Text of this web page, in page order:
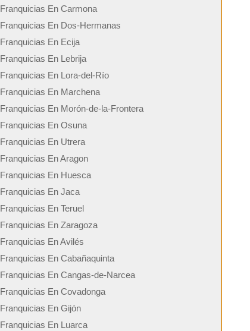
Franquicias En Carmona
Franquicias En Dos-Hermanas
Franquicias En Ecija
Franquicias En Lebrija
Franquicias En Lora-del-Río
Franquicias En Marchena
Franquicias En Morón-de-la-Frontera
Franquicias En Osuna
Franquicias En Utrera
Franquicias En Aragon
Franquicias En Huesca
Franquicias En Jaca
Franquicias En Teruel
Franquicias En Zaragoza
Franquicias En Avilés
Franquicias En Cabañaquinta
Franquicias En Cangas-de-Narcea
Franquicias En Covadonga
Franquicias En Gijón
Franquicias En Luarca